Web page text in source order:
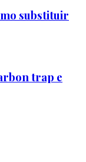
substituir
trap e